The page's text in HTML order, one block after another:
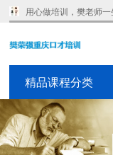
用心做培训，樊老师
精品课程分类